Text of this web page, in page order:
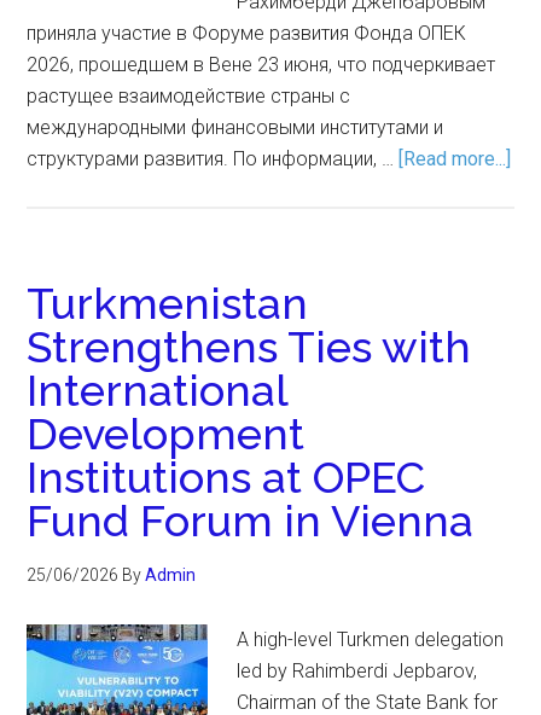
приняла участие в Форуме развития Фонда ОПЕК
2026, прошедшем в Вене 23 июня, что подчеркивает
растущее взаимодействие страны с
международными финансовыми институтами и
структурами развития. По информации, … [Read more...]
Turkmenistan
Strengthens Ties with
International
Development
Institutions at OPEC
Fund Forum in Vienna
25/06/2026 ByAdmin
A high-level Turkmen delegation
led by Rahimberdi Jepbarov,
Chairman of the State Bank for